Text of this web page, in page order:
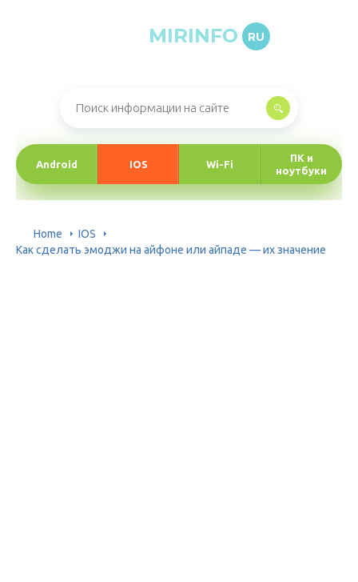
MIRINFO RU
Android IOS Wi-Fi
ПК и
ноутбуки
Home
IOS
Как сделать эмоджи на айфоне или айпаде — их значение